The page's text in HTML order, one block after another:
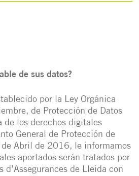
de sus datos?
por la Ley Orgánica
de Protección de Datos
de los derechos digitales
General de Protección de
de Abril de 2016, le informamos
aportados serán tratados por
d’Assegurances de Lleida con